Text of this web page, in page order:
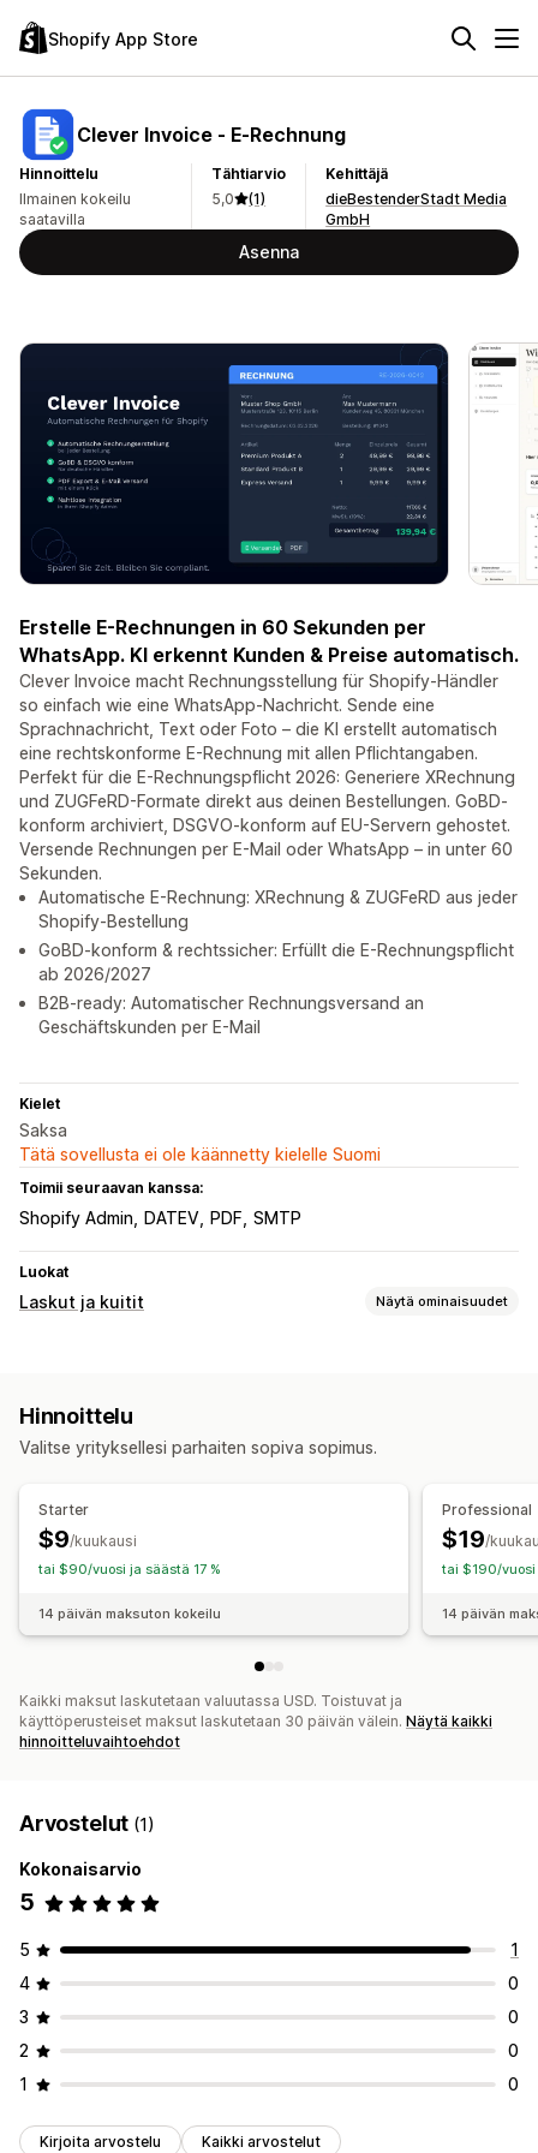
Shopify App Store
Clever Invoice ‑ E‑Rechnung
Hinnoittelu
Ilmainen kokeilu
saatavilla
Tähtiarvio
5,0
(1)
Kehittäjä
dieBestenderStadt Media
GmbH
Asenna
Erstelle E-Rechnungen in 60 Sekunden per
WhatsApp. KI erkennt Kunden & Preise automatisch.
Clever Invoice macht Rechnungsstellung für Shopify-Händler
so einfach wie eine WhatsApp-Nachricht. Sende eine
Sprachnachricht, Text oder Foto – die KI erstellt automatisch
eine rechtskonforme E-Rechnung mit allen Pflichtangaben.
Perfekt für die E-Rechnungspflicht 2026: Generiere XRechnung
und ZUGFeRD-Formate direkt aus deinen Bestellungen. GoBD-
konform archiviert, DSGVO-konform auf EU-Servern gehostet.
Versende Rechnungen per E-Mail oder WhatsApp – in unter 60
Sekunden.
Automatische E-Rechnung: XRechnung & ZUGFeRD aus jeder
Shopify-Bestellung
GoBD-konform & rechtssicher: Erfüllt die E-Rechnungspflicht
ab 2026/2027
B2B-ready: Automatischer Rechnungsversand an
Geschäftskunden per E-Mail
Kielet
Saksa
Tätä sovellusta ei ole käännetty kielelle Suomi
Toimii seuraavan kanssa:
Shopify Admin DATEV PDF SMTP
Luokat
Laskut ja kuitit Näytä ominaisuudet
Hinnoittelu
Valitse yrityksellesi parhaiten sopiva sopimus.
Starter
$9/kuukausi
tai $90/vuosi ja säästä 17 %
14 päivän maksuton kokeilu
Professional
$19/
tai $190/vuosi
14 päivän
Kaikki maksut laskutetaan valuutassa USD. Toistuvat ja
käyttöperusteiset maksut laskutetaan 30 päivän välein. Näytä kaikki
hinnoitteluvaihtoehdot
Arvostelut (1)
Kokonaisarvio
5
5
1
4
0
3
0
2
0
1
0
Kirjoita arvostelu Kaikki arvostelut